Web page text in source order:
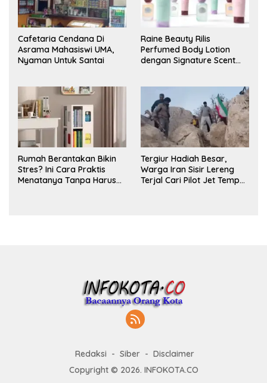
Cafetaria Cendana Di
Asrama Mahasiswi UMA,
Nyaman Untuk Santai
Raine Beauty Rilis
Perfumed Body Lotion
dengan Signature Scent
Rumah Berantakan Bikin
Stres? Ini Cara Praktis
Menatanya Tanpa Harus
Tergiur Hadiah Besar,
Warga Iran Sisir Lereng
Terjal Cari Pilot Jet Tempur
Redaksi Siber
Disclaimer
Copyright © 2026. INFOKOTA.CO